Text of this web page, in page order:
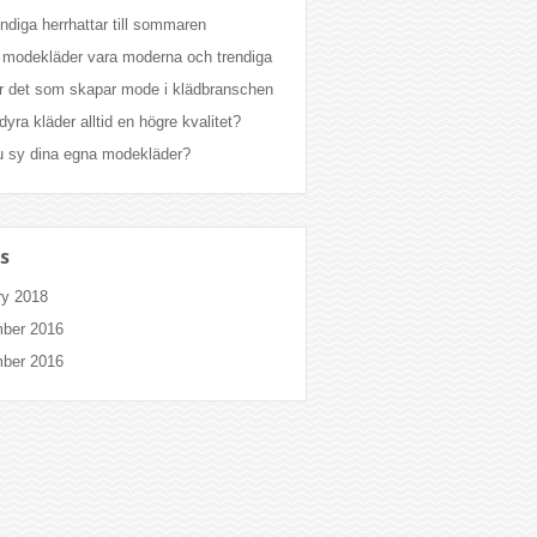
herrhattar till sommaren
vara moderna och trendiga
det som skapar mode i klädbranschen
kläder alltid en högre kvalitet?
sy dina egna modekläder?
2018
2016
2016